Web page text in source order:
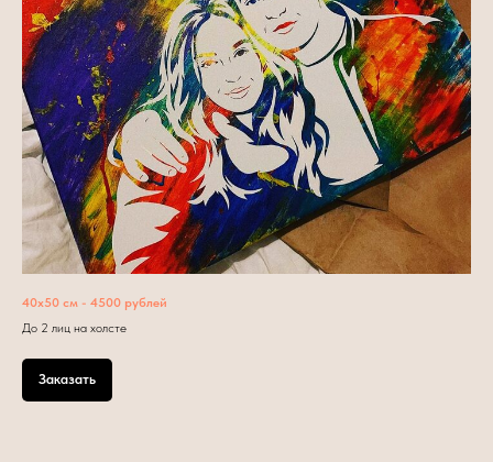
40х50 см - 4500 рублей
До 2 лиц на холсте
Заказать